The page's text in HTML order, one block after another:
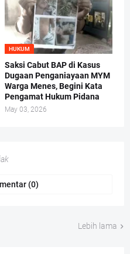
HUKUM
Saksi Cabut BAP di Kasus
Dugaan Penganiayaan MYM
Warga Menes, Begini Kata
Pengamat Hukum Pidana
May 03, 2026
(0)
Lebih lama